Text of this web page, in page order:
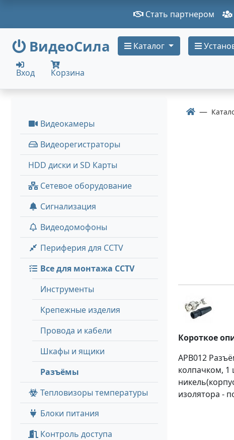
Стать партнером
ВидеоСила Каталог
Вход Корзина
Видеокамеры
Видеорегистраторы
HDD диски и SD Карты
Сетевое оборудование
Сигнализация
Видеодомофоны
Периферия для CCTV
Все для монтажа CCTV
Инструменты
Крепежные изделия
Провода и кабели
Шкафы и ящики
Разъёмы
Тепловизоры температуры
Блоки питания
Контроль доступа
Короткое
APB012
колпачком, 1
изолятора -